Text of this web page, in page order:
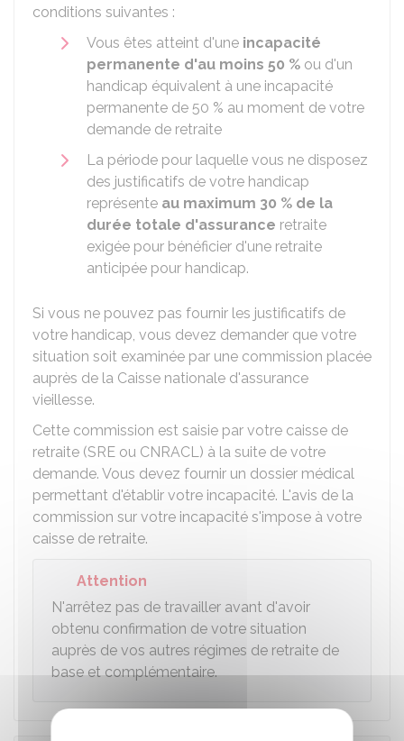
conditions suivantes :
Vous êtes atteint d'une incapacité
permanente d'au moins 50 % ou d'un
handicap équivalent à une incapacité
permanente de 50 % au moment de votre
demande de retraite
La période pour laquelle vous ne disposez
des justificatifs de votre handicap
représente au maximum 30 % de la
durée totale d'assurance retraite
exigée pour bénéficier d'une retraite
anticipée pour handicap.
Si vous ne pouvez pas fournir les justificatifs de
votre handicap, vous devez demander que votre
situation soit examinée par une commission placée
auprès de la Caisse nationale d'assurance
vieillesse.
Cette commission est saisie par votre caisse de
retraite (SRE ou CNRACL) à la suite de votre
demande. Vous devez fournir un dossier médical
permettant d'établir votre incapacité. L'avis de la
commission sur votre incapacité s'impose à votre
caisse de retraite.
Attention
N'arrêtez pas de travailler avant d'avoir
obtenu confirmation de votre situation
auprès de vos autres régimes de retraite de
base et complémentaire.